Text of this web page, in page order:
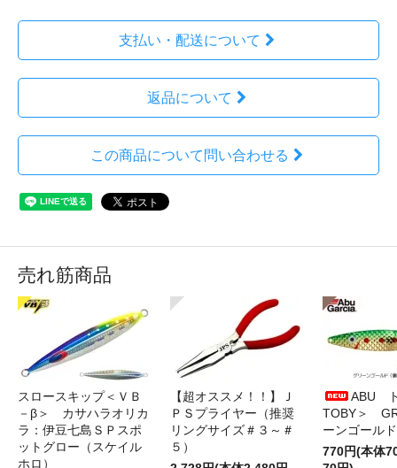
支払い・配送について
返品について
この商品について問い合わせる
売れ筋商品
スロースキップ＜ＶＢ
－β＞ カサハラオリカ
ラ：伊豆七島ＳＰスポ
ットグロー（スケイル
ホロ）
【超オススメ！！】Ｊ
ＰＳプライヤー（推奨
リングサイズ＃３～＃
５）
ABU
TOBY＞
ーンゴールド
770円(本体